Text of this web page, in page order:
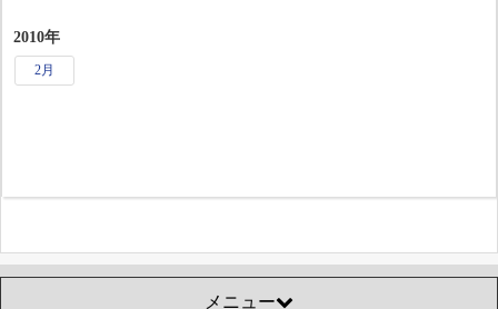
2010年
2月
メニュー